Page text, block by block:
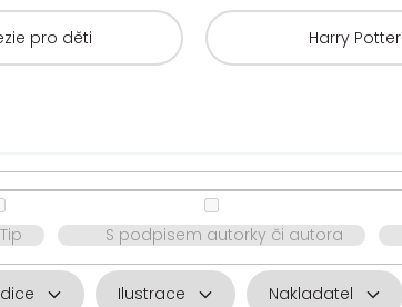
pro děti Harry Potter
Tip S podpisem autorky či autora
Ilustrace Nakladatel